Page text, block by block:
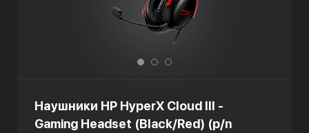
Наушники HP HyperX Cloud III -
Gaming Headset (Black/Red) (p/n